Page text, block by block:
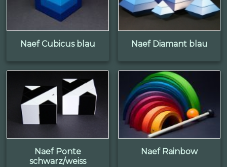
Naef Cubicus blau Naef Diamant blau
Naef Ponte
schwarz/weiss
Naef Rainbow